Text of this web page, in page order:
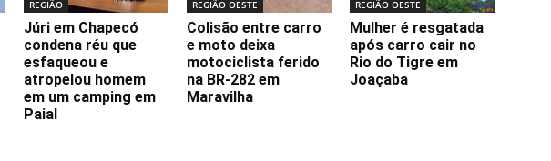
REGIÃO
Júri em Chapecó
condena réu que
esfaqueou e
atropelou homem
em um camping em
Paial
REGIÃO OESTE
Colisão entre carro
e moto deixa
motociclista ferido
na BR-282 em
Maravilha
REGIÃO OESTE
Mulher é resgatada
após carro cair no
Rio do Tigre em
Joaçaba